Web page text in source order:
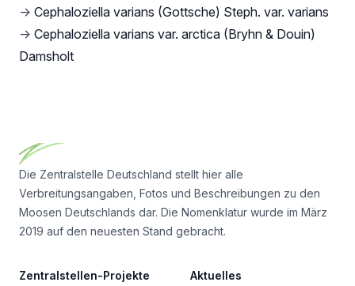
→ Cephaloziella varians (Gottsche) Steph. var. varians
→ Cephaloziella varians var. arctica (Bryhn & Douin)
Damsholt
Die Zentralstelle Deutschland stellt hier alle
Verbreitungsangaben, Fotos und Beschreibungen zu den
Moosen Deutschlands dar. Die Nomenklatur wurde im März
2019 auf den neuesten Stand gebracht.
Zentralstellen-Projekte Aktuelles